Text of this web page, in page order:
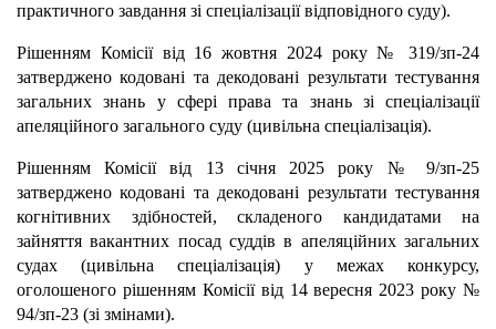
практичного завдання зі спеціалізації відповідного суду).
Рішенням Комісії від 16 жовтня 2024 року № 319/зп-24
затверджено кодовані та декодовані результати тестування
загальних знань у сфері права та знань зі спеціалізації
апеляційного загального суду (цивільна спеціалізація).
Рішенням Комісії від 13 січня 2025 року № 9/зп-25
затверджено кодовані та декодовані результати тестування
когнітивних здібностей, складеного кандидатами на
зайняття вакантних посад суддів в апеляційних загальних
судах (цивільна спеціалізація) у межах конкурсу,
оголошеного рішенням Комісії від 14 вересня 2023 року №
94/зп-23 (зі змінами).